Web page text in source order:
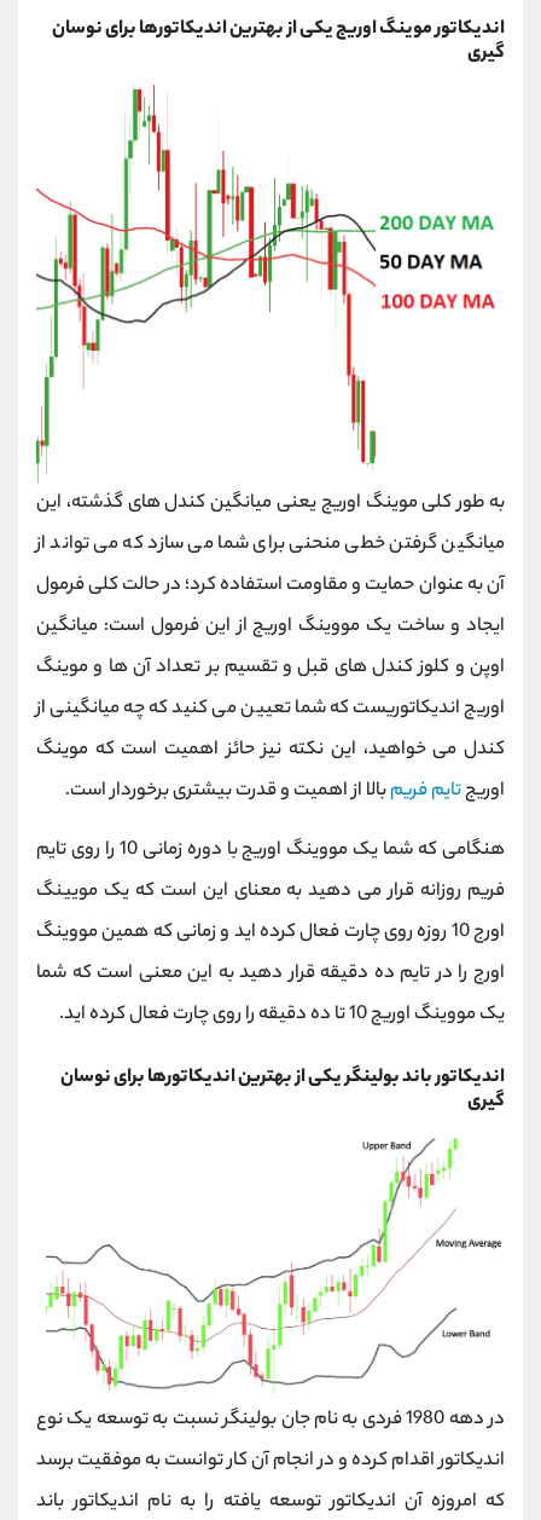
اندیکاتور موینگ اوریجیکیاز بهترین اندیکاتورها برای نوسان
گیری
به طور کلی موینگ اوریج یعنی میانگین کندل های گذشته، این
میانگین گرفتن خطی منحنی برای شما می سازد که می تواند از
آن به عنوان حمایت و مقاومت استفاده کرد؛ در حالت کلی فرمول
ایجاد و ساخت یک مووینگ اوریج از این فرمول است: میانگین
اوپن و کلوز کندل های قبل و تقسیم بر تعداد آن ها و موینگ
اوریج اندیکاتوریست که شما تعیین می کنید که چه میانگینی از
کندل می خواهید، این نکته نیز حائز اهمیت است که موینگ
اوریجتایم فریمبالا از اهمیت و قدرت بیشتری برخوردار است.
هنگامی که شما یک مووینگ اوریج با دوره زمانی 10 را روی تایم
فریم روزانه قرار می دهید به معنای این است که یک مویینگ
اورج 10 روزه روی چارت فعال کرده اید و زمانی که همین مووینگ
اورج را در تایم ده دقیقه قرار دهید به این معنی است که شما
یک مووینگ اوریج 10 تا ده دقیقه را روی چارت فعال کرده اید.
اندیکاتور باند بولینگر یکیاز بهترین اندیکاتورها برای نوسان
گیری
در دهه 1980 فردی به نام جان بولینگر نسبت به توسعه یک نوع
اندیکاتور اقدام کرده و در انجام آن کار توانست به موفقیت برسد
که امروزه آن اندیکاتور توسعه یافته را به نام اندیکاتور باند